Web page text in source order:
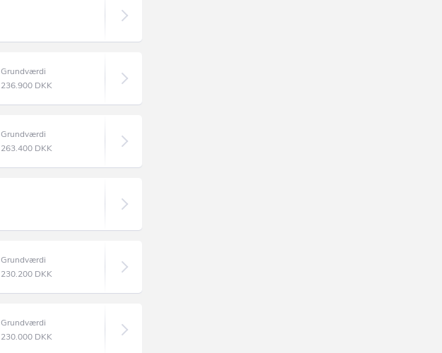
Grundværdi
236.900 DKK
Grundværdi
263.400 DKK
Grundværdi
230.200 DKK
Grundværdi
230.000 DKK